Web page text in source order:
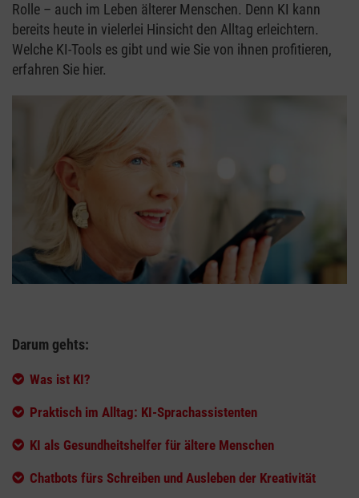
Rolle – auch im Leben älterer Menschen. Denn KI kann
bereits heute in vielerlei Hinsicht den Alltag erleichtern.
Welche KI-Tools es gibt und wie Sie von ihnen profitieren,
erfahren Sie hier.
Darum gehts:
Was ist KI?
Praktisch im Alltag: KI-Sprachassistenten
KI als Gesundheitshelfer für ältere Menschen
Chatbots fürs Schreiben und Ausleben der Kreativität